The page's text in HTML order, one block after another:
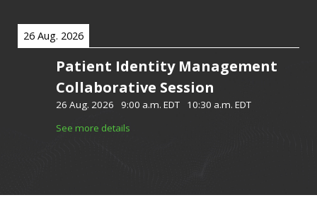
26 Aug. 2026
Patient Identity Management
Collaborative Session
26 Aug. 2026 9:00 a.m. EDT
10:30 a.m. EDT
See more details